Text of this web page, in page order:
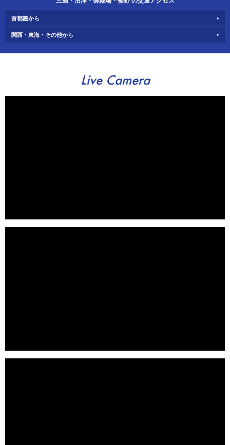
首都圏から
関西・東海・その他から
Live Camera